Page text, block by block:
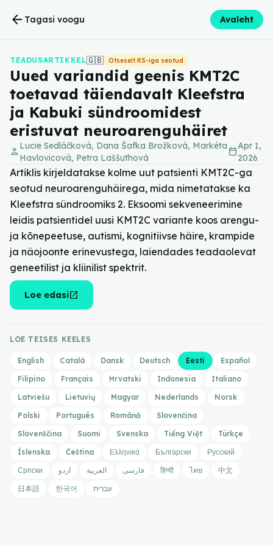
arrow_back Tagasi voogu Avaleht
TEADUSARTIKKEL🇬🇧 Otseselt KS-iga seotud
Uued variandid geenis KMT2C
toetavad täiendavalt Kleefstra
ja Kabuki sündroomidest
eristuvat neuroarenguhäiret
person Lucie Sedláčková, Dana Šafka Brožková, Markéta
Havlovicová, Petra Laššuthová
calendar_todayApr 1,
2026
Artiklis kirjeldatakse kolme uut patsienti KMT2C-ga
seotud neuroarenguhäirega, mida nimetatakse ka
Kleefstra sündroomiks 2. Eksoomi sekveneerimine
leidis patsientidel uusi KMT2C variante koos arengu-
ja kõnepeetuse, autismi, kognitiivse häire, krampide
ja näojoonte erinevustega, laiendades teadaolevat
geneetilist ja kliinilist spektrit.
Loe edasiopen_in_new
LOE TEISES KEELES
English Català Dansk Deutsch Eesti
Español
Filipino
Français Hrvatski Indonesia
Italiano
Latviešu
Lietuvių Magyar Nederlands
Norsk
Polski
Português Română
Slovenčina
Slovenščina
Suomi Svenska Tiếng Việt
Türkçe
Íslenska
Čeština Ελληνικά Български
Русский
Српски
اردو العربية فارسی हिन्दी ไทย
中文
日本語
한국어 עברית